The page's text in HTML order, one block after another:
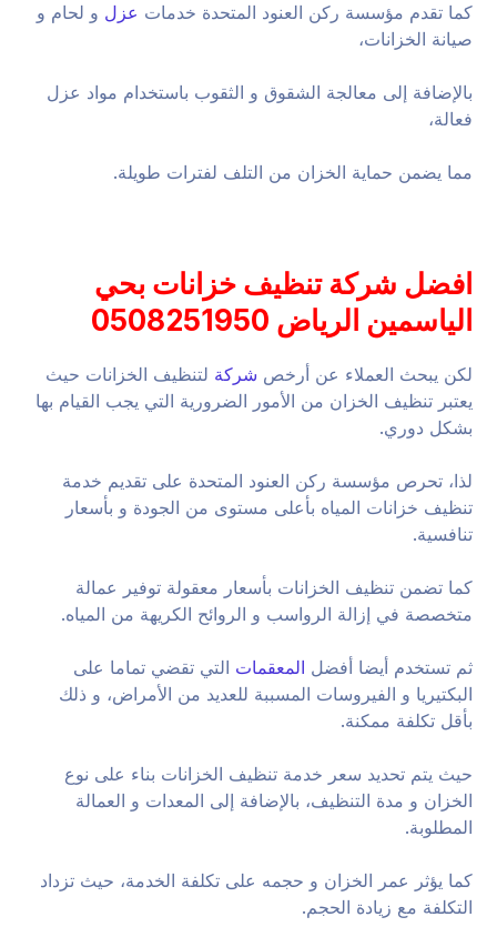
كما تقدم مؤسسة ركن العنود المتحدة خدمات عزل و لحام و
صيانة الخزانات،
بالإضافة إلى معالجة الشقوق و الثقوب باستخدام مواد عزل
فعالة،
مما يضمن حماية الخزان من التلف لفترات طويلة.
افضل شركة تنظيف خزانات بحي
الياسمين الرياض 0508251950
لكن يبحث العملاء عن أرخص شركة لتنظيف الخزانات حيث
يعتبر تنظيف الخزان من الأمور الضرورية التي يجب القيام بها
بشكل دوري.
لذا، تحرص مؤسسة ركن العنود المتحدة على تقديم خدمة
تنظيف خزانات المياه بأعلى مستوى من الجودة و بأسعار
تنافسية.
كما تضمن تنظيف الخزانات بأسعار معقولة توفير عمالة
متخصصة في إزالة الرواسب و الروائح الكريهة من المياه.
ثم تستخدم أيضا أفضل المعقمات التي تقضي تماما على
البكتيريا و الفيروسات المسببة للعديد من الأمراض، و ذلك
بأقل تكلفة ممكنة.
حيث يتم تحديد سعر خدمة تنظيف الخزانات بناء على نوع
الخزان و مدة التنظيف، بالإضافة إلى المعدات و العمالة
المطلوبة.
كما يؤثر عمر الخزان و حجمه على تكلفة الخدمة، حيث تزداد
التكلفة مع زيادة الحجم.